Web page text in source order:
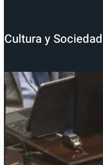
Cultura y Sociedad